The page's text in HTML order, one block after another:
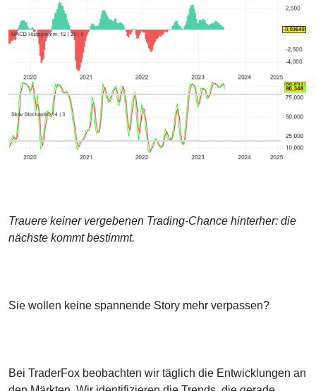
Trauere keiner vergebenen Trading-Chance hinterher: die
nächste kommt bestimmt.
Sie wollen keine spannende Story mehr verpassen?
Bei TraderFox beobachten wir täglich die Entwicklungen an